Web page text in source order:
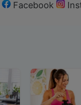
Facebook